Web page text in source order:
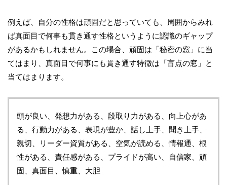
例えば、自分の性格は頑固だと思っていても、周囲からみれ
ば真面目で何事も貫き通す性格というように認識のギャップ
があるかもしれません。この場合、頑固は「秘密の窓」に当
てはまり、真面目で何事にも貫き通す特徴は「盲点の窓」と
当てはまります。
頭が良い、発想力がある、段取り力がある、向上心があ
る、行動力がある、表現が豊か、話し上手、聞き上手、
親切、リーダー資質がある、空気が読める、情報通、根
性がある、責任感がある、プライドが高い、自信家、頑
固、真面目、慎重、大胆